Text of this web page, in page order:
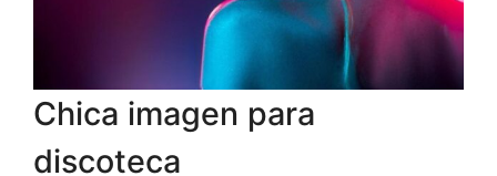
Chica imagen para
discoteca